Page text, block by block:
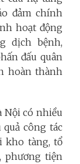
đảm chính
hoạt động
dịch bệnh,
đấu quân
hoàn thành
Nội có nhiều
công tác
kho tàng, tổ
phương tiện